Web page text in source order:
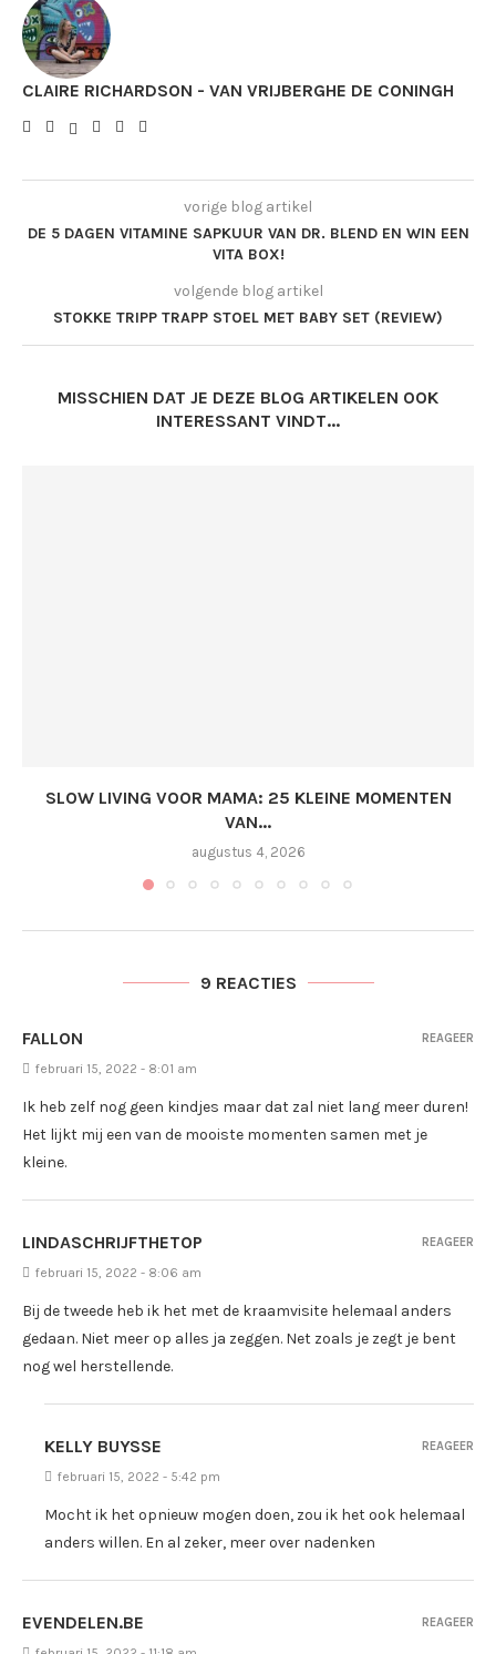
CLAIRE RICHARDSON - VAN VRIJBERGHE DE CONINGH
vorige blog artikel
DE 5 DAGEN VITAMINE SAPKUUR VAN DR. BLEND EN WIN EEN
VITA BOX!
volgende blog artikel
STOKKE TRIPP TRAPP STOEL MET BABY SET (REVIEW)
MISSCHIEN DAT JE DEZE BLOG ARTIKELEN OOK
INTERESSANT VINDT...
SLOW LIVING VOOR MAMA: 25 KLEINE MOMENTEN
VAN...
augustus 4, 2026
9 REACTIES
FALLON
februari 15, 2022 - 8:01 am
Ik heb zelf nog geen kindjes maar dat zal niet lang meer duren!
Het lijkt mij een van de mooiste momenten samen met je
kleine.
REAGEER
LINDASCHRIJFTHETOP
februari 15, 2022 - 8:06 am
Bij de tweede heb ik het met de kraamvisite helemaal anders
gedaan. Niet meer op alles ja zeggen. Net zoals je zegt je bent
nog wel herstellende.
REAGEER
KELLY BUYSSE
februari 15, 2022 - 5:42 pm
Mocht ik het opnieuw mogen doen, zou ik het ook helemaal
anders willen. En al zeker, meer over nadenken
REAGEER
EVENDELEN.BE REAGEER